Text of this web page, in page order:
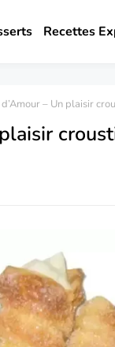
Recettes
– Un plaisir